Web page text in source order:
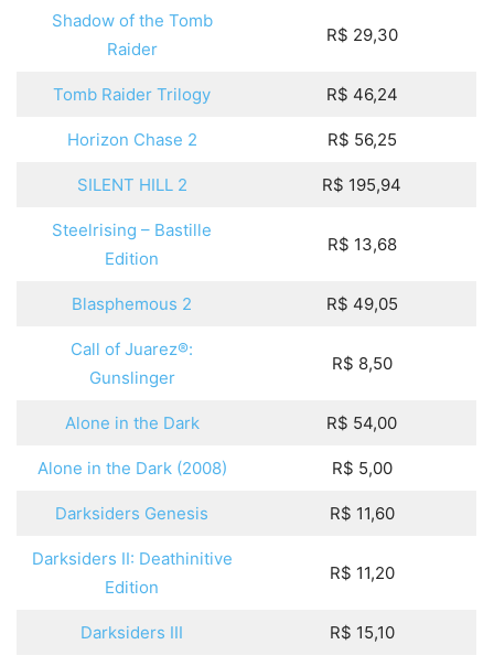
Shadow of the Tomb
Raider
R$ 29,30
Tomb Raider Trilogy R$ 46,24
Horizon Chase 2 R$ 56,25
SILENT HILL 2 R$ 195,94
Steelrising – Bastille
Edition
R$ 13,68
Blasphemous 2 R$ 49,05
Call of Juarez®:
Gunslinger
R$ 8,50
Alone in the Dark R$ 54,00
Alone in the Dark (2008) R$ 5,00
Darksiders Genesis R$ 11,60
Darksiders II: Deathinitive
Edition
R$ 11,20
Darksiders III R$ 15,10